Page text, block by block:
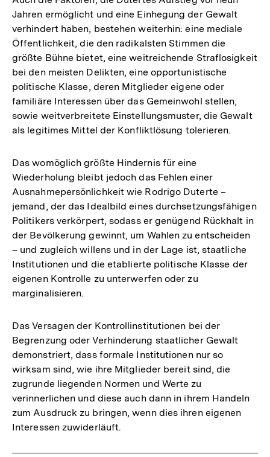
Jahren ermöglicht und eine Einhegung der Gewalt
verhindert haben, bestehen weiterhin: eine mediale
Öffentlichkeit, die den radikalsten Stimmen die
größte Bühne bietet, eine weitreichende Straflosigkeit
bei den meisten Delikten, eine opportunistische
politische Klasse, deren Mitglieder eigene oder
familiäre Interessen über das Gemeinwohl stellen,
sowie weitverbreitete Einstellungsmuster, die Gewalt
als legitimes Mittel der Konfliktlösung tolerieren.
Das womöglich größte Hindernis für eine
Wiederholung bleibt jedoch das Fehlen einer
Ausnahmepersönlichkeit wie Rodrigo Duterte –
jemand, der das Idealbild eines durchsetzungsfähigen
Politikers verkörpert, sodass er genügend Rückhalt in
der Bevölkerung gewinnt, um Wahlen zu entscheiden
– und zugleich willens und in der Lage ist, staatliche
Institutionen und die etablierte politische Klasse der
eigenen Kontrolle zu unterwerfen oder zu
marginalisieren.
Das Versagen der Kontrollinstitutionen bei der
Begrenzung oder Verhinderung staatlicher Gewalt
demonstriert, dass formale Institutionen nur so
wirksam sind, wie ihre Mitglieder bereit sind, die
zugrunde liegenden Normen und Werte zu
verinnerlichen und diese auch dann in ihrem Handeln
zum Ausdruck zu bringen, wenn dies ihren eigenen
Interessen zuwiderläuft.